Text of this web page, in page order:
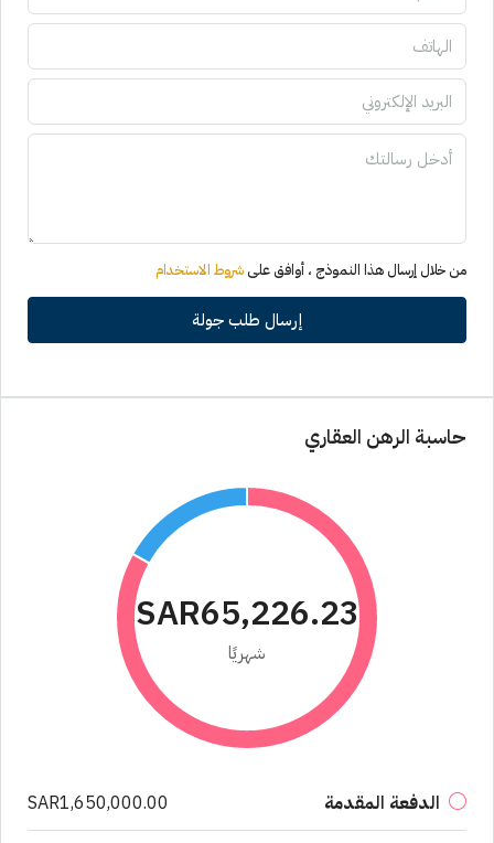
من خلال إرسال هذا النموذج ، أوافق علىشروط الاستخدام
إرسال طلب جولة
حاسبة الرهن العقاري
SAR65,226.23
شهريًا
الدفعة المقدمة SAR1,650,000.00